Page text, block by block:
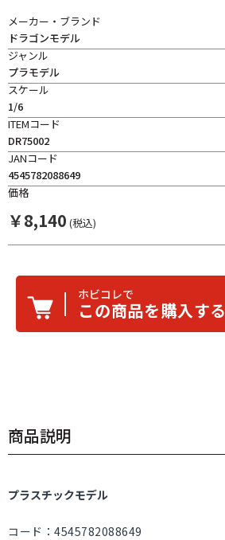
メーカー・ブランド
ドラゴンモデル
ジャンル
プラモデル
スケール
1/6
ITEMコード
DR75002
JANコード
4545782088649
価格
￥8,140 (税込)
ホビコレで
この商品を購入する
商品説明
プラスチックモデル
コード：4545782088649